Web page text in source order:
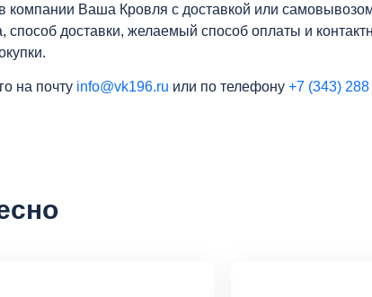
Ваша Кровля с доставкой или
способ доставки, желаемый способ оплаты и
на почту info@vk196.ru или по телефону +7 (343)